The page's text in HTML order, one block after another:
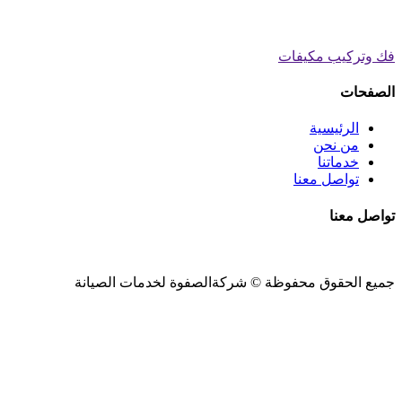
فك وتركيب مكيفات
الصفحات
الرئيسية
من نحن
خدماتنا
تواصل معنا
تواصل معنا
جميع الحقوق محفوظة © شركةالصفوة لخدمات الصيانة